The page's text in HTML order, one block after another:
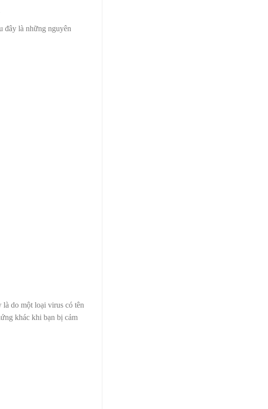
đây là những nguyên
là do một loại virus có tên
khác khi bạn bị cảm